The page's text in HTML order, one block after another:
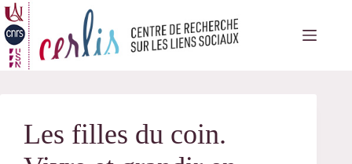
Passer
au
contenu
Les filles du coin.